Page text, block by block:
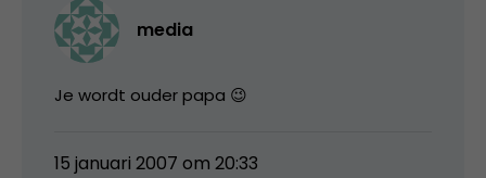
media
Je wordt ouder papa 😉
15 januari 2007 om 20:33